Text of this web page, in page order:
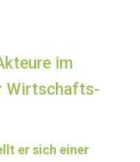
im
Wirtschafts­
er sich einer